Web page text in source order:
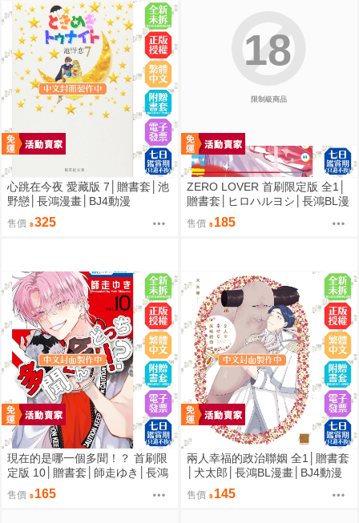
心跳在今夜 愛藏版 7│贈書套│池
野戀│長鴻漫畫│BJ4動漫
售價 325
限制級商品
18
ZERO LOVER 首刷限定版 全1│
贈書套│ヒロハルヨシ│長鴻BL漫
畫│BJ4動漫
售價 185
現在的是哪一個多聞！？ 首刷限
定版 10│贈書套│師走ゆき│長鴻
漫畫│BJ4動漫
售價 165
兩人幸福的政治聯姻 全1│贈書套
│犬太郎│長鴻BL漫畫│BJ4動漫
售價 145